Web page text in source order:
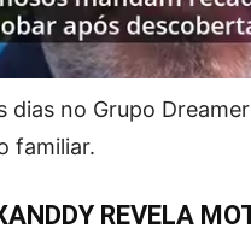
dias no Grupo
familiar.
REVELA